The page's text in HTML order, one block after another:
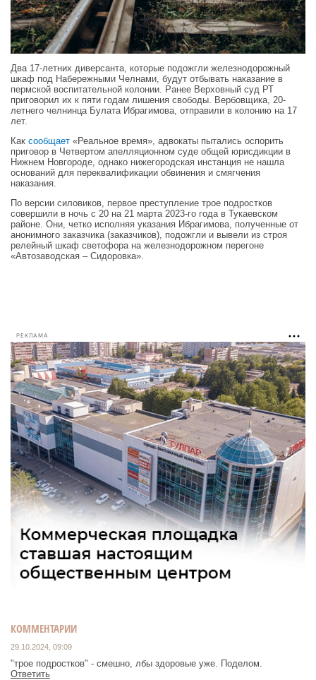
Два 17-летних диверсанта, которые подожгли железнодорожный
шкаф под Набережными Челнами, будут отбывать наказание в
пермской воспитательной колонии. Ранее Верховный суд РТ
приговорил их к пяти годам лишения свободы. Вербовщика, 20-
летнего челнинца Булата Ибрагимова, отправили в колонию на 17
лет.
Как сообщает «Реальное время», адвокаты пытались оспорить
приговор в Четвертом апелляционном суде общей юрисдикции в
Нижнем Новгороде, однако нижегородская инстанция не нашла
оснований для переквалификации обвинения и смягчения
наказания.
По версии силовиков, первое преступление трое подростков
совершили в ночь с 20 на 21 марта 2023-го года в Тукаевском
районе. Они, четко исполняя указания Ибрагимова, полученные от
анонимного заказчика (заказчиков), подожгли и вывели из строя
релейный шкаф светофора на железнодорожном перегоне
«Автозаводская – Сидоровка».
РЕКЛАМА
КОММЕНТАРИИ
29.10.2024, 09:09
"трое подростков" - смешно, лбы здоровые уже. Поделом.
Ответить